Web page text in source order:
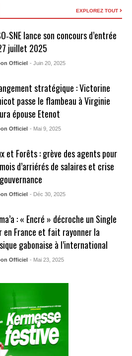
EXPLOREZ TOUT
lance son concours d’entrée
juillet 2025
Officiel - Juin 20, 2025
stratégique : Victorine
passe le flambeau à Virginie
épouse Etenot
Officiel - Mai 9, 2025
et Forêts : grève des agents pour
d’arriérés de salaires et crise
Officiel - Déc 30, 2025
: « Encré » décroche un Single
en France et fait rayonner la
gabonaise à l’international
Officiel - Mai 23, 2025